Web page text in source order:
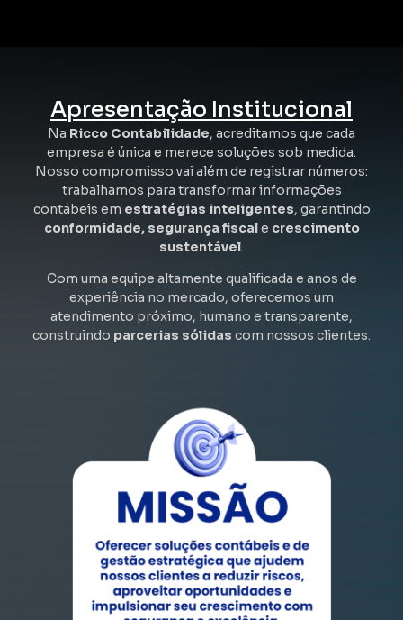
Apresentação Institucional
Na Ricco Contabilidade, acreditamos que cada
empresa é única e merece soluções sob medida.
Nosso compromisso vai além de registrar números:
trabalhamos para transformar informações
contábeis em estratégias inteligentes, garantindo
conformidade, segurança fiscale crescimento
sustentável.
Com uma equipe altamente qualificada e anos de
experiência no mercado, oferecemos um
atendimento próximo, humano e transparente,
construindo parcerias sólidas com nossos clientes.